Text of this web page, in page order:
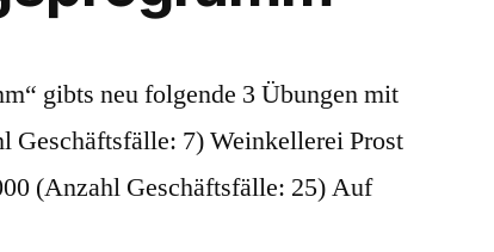
gibts neu folgende 3 Übungen mit
Geschäftsfälle: 7) Weinkellerei Prost
(Anzahl Geschäftsfälle: 25) Auf